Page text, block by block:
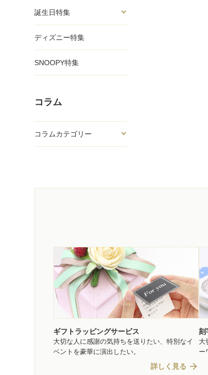
誕生日特集
ディズニー特集
SNOOPY特集
コラム
コラムカテゴリー
ギフトラッピングサービス
大切な人に感謝の気持ちを送りたい、特別なイ
ベントを豪華に演出したい。
詳しく見る arrow_forward
刻
大
ー